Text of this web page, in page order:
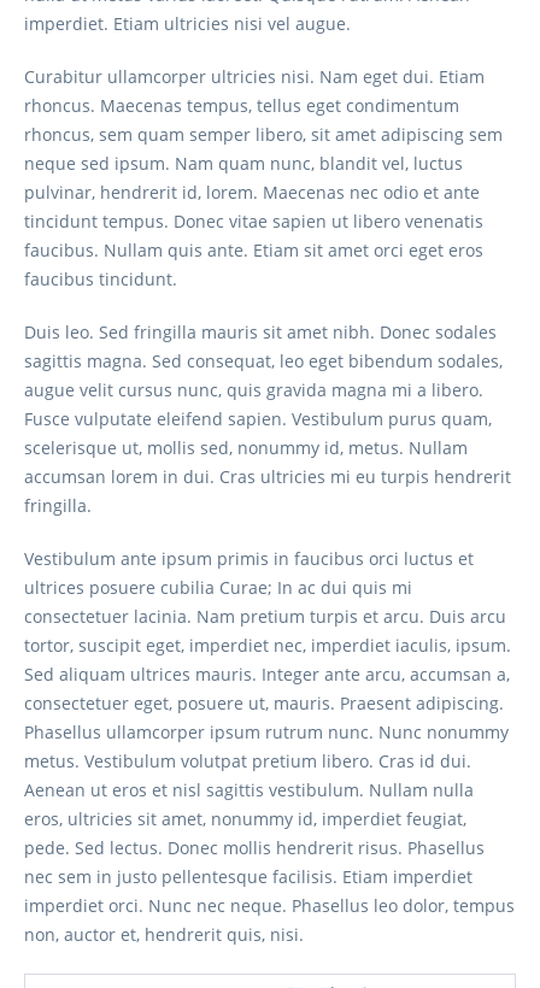
imperdiet. Etiam ultricies nisi vel augue.
Curabitur ullamcorper ultricies nisi. Nam eget dui. Etiam
rhoncus. Maecenas tempus, tellus eget condimentum
rhoncus, sem quam semper libero, sit amet adipiscing sem
neque sed ipsum. Nam quam nunc, blandit vel, luctus
pulvinar, hendrerit id, lorem. Maecenas nec odio et ante
tincidunt tempus. Donec vitae sapien ut libero venenatis
faucibus. Nullam quis ante. Etiam sit amet orci eget eros
faucibus tincidunt.
Duis leo. Sed fringilla mauris sit amet nibh. Donec sodales
sagittis magna. Sed consequat, leo eget bibendum sodales,
augue velit cursus nunc, quis gravida magna mi a libero.
Fusce vulputate eleifend sapien. Vestibulum purus quam,
scelerisque ut, mollis sed, nonummy id, metus. Nullam
accumsan lorem in dui. Cras ultricies mi eu turpis hendrerit
fringilla.
Vestibulum ante ipsum primis in faucibus orci luctus et
ultrices posuere cubilia Curae; In ac dui quis mi
consectetuer lacinia. Nam pretium turpis et arcu. Duis arcu
tortor, suscipit eget, imperdiet nec, imperdiet iaculis, ipsum.
Sed aliquam ultrices mauris. Integer ante arcu, accumsan a,
consectetuer eget, posuere ut, mauris. Praesent adipiscing.
Phasellus ullamcorper ipsum rutrum nunc. Nunc nonummy
metus. Vestibulum volutpat pretium libero. Cras id dui.
Aenean ut eros et nisl sagittis vestibulum. Nullam nulla
eros, ultricies sit amet, nonummy id, imperdiet feugiat,
pede. Sed lectus. Donec mollis hendrerit risus. Phasellus
nec sem in justo pellentesque facilisis. Etiam imperdiet
imperdiet orci. Nunc nec neque. Phasellus leo dolor, tempus
non, auctor et, hendrerit quis, nisi.